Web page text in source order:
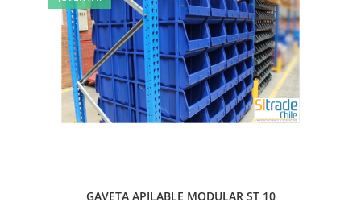
GAVETA APILABLE MODULAR ST 10